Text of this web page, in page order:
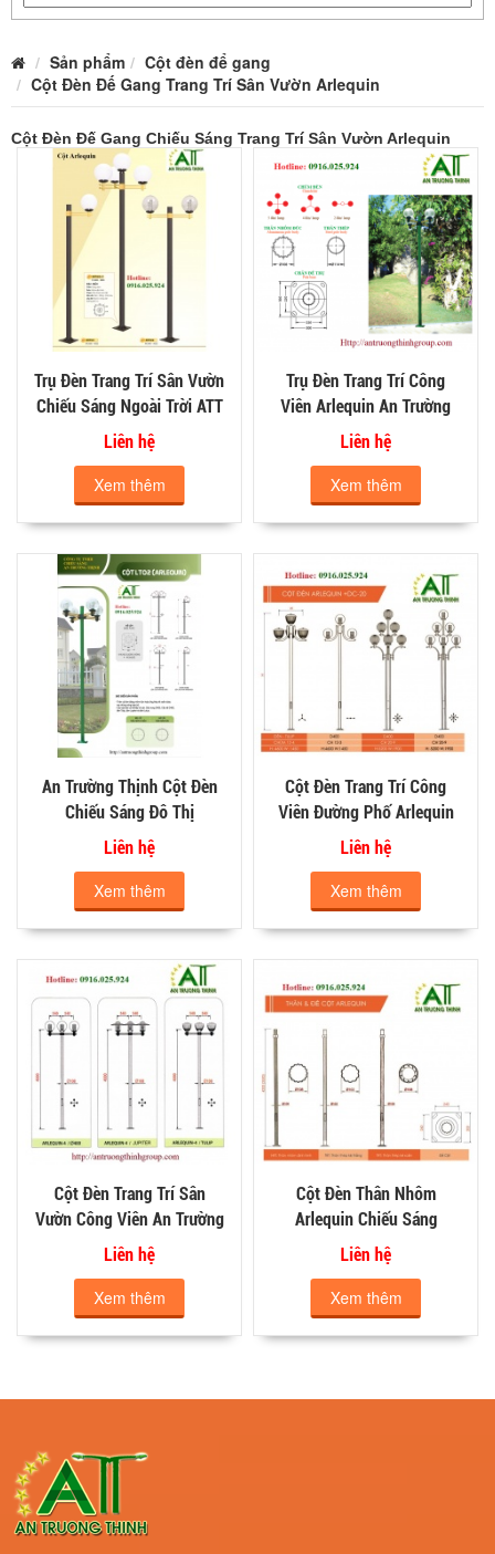
Sản phẩm
Cột đèn để gang
Cột Đèn Đế Gang Trang Trí Sân Vườn Arlequin
Cột Đèn Đế Gang Chiếu Sáng Trang Trí Sân Vườn Arlequin
Trụ Đèn Trang Trí Sân Vườn
Chiếu Sáng Ngoài Trời ATT
Liên hệ
Xem thêm
Trụ Đèn Trang Trí Công
Viên Arlequin An Trường
Thịnh
Liên hệ
Xem thêm
An Trường Thịnh Cột Đèn
Chiếu Sáng Đô Thị
Arlequin
Liên hệ
Xem thêm
Cột Đèn Trang Trí Công
Viên Đường Phố Arlequin
Liên hệ
Xem thêm
Cột Đèn Trang Trí Sân
Vườn Công Viên An Trường
Thịnh
Liên hệ
Xem thêm
Cột Đèn Thân Nhôm
Arlequin Chiếu Sáng
Đường Phố
Liên hệ
Xem thêm